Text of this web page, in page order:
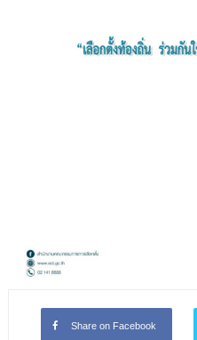
Share on Facebook